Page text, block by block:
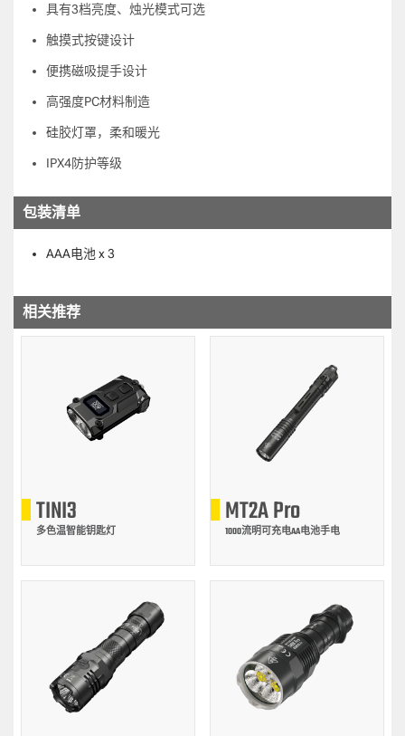
具有3档亮度、烛光模式可选
触摸式按键设计
便携磁吸提手设计
高强度PC材料制造
硅胶灯罩，柔和暖光
IPX4防护等级
包装清单
AAA电池 x 3
相关推荐
TINI3
多色温智能钥匙灯
MT2A Pro
1000流明可充电AA电池手电